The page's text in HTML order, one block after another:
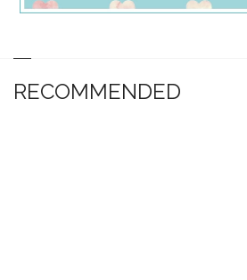
RECOMMENDED